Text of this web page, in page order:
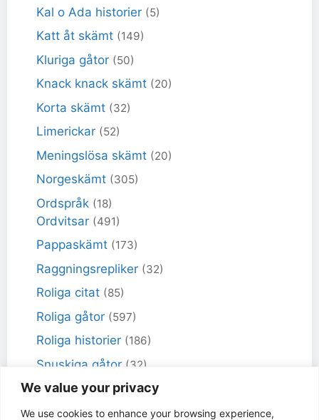
We value your privacy
We use cookies to enhance your browsing experience,
Kal o Ada historier (5)
Katt åt skämt (149)
Kluriga gåtor (50)
Knack knack skämt (20)
Korta skämt (32)
Limerickar (52)
Meningslösa skämt (20)
Norgeskämt (305)
Ordspråk (18)
Ordvitsar (491)
Pappaskämt (173)
Raggningsrepliker (32)
Roliga citat (85)
Roliga gåtor (597)
Roliga historier (186)
Snuskiga gåtor (32)
Snuskiga skämt(98)
Sportskämt (18)